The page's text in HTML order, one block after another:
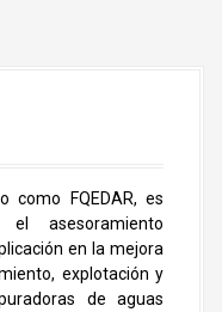
como FQEDAR, es
asesoramiento
en la mejora
explotación y
de aguas